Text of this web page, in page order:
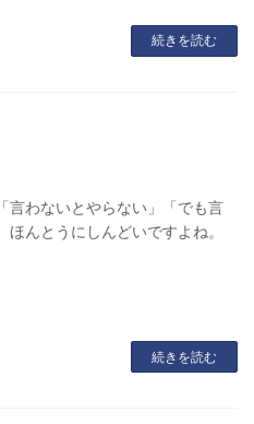
続きを読む
言わないとやらない」「でも言
んとうにしんどいですよね。
続きを読む